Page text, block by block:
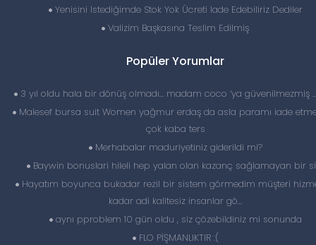
Yenisini Istediğimde Stok Yok Ücreti Iade Edebiliriz Dediler
Valizim Başkasına Teslim Edilmiş
Popüler Yorumlar
3 yıl oldu hala bir dönüş olmadı… madam coco ‘ya güvenilmezmiş
Malesef bursa suit Women yağmur erdaş da asla paramı iade
çok kaba ters
Merhabalar maduriyetiniz giderildi mi?
Baywin bonuslari hileli hep yalan olan kazanç sağlamayan bir
Hayatım boyunca bukadar rezil bir sistem görmedim müşteri
kadar adi kalitesiz insanlar gö...
aynı pproblem 10 gün oldu , siz çözebildiniz mi sonunda
FLO PİŞMANLIKTIR :(